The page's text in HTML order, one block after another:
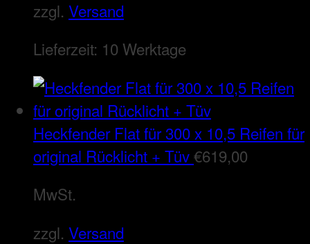
zzgl. Versand
Lieferzeit: 10 Werktage
Heckfender Flat für 300 x 10,5 Reifen für
original Rücklicht + Tüv€619,00
MwSt.
zzgl. Versand